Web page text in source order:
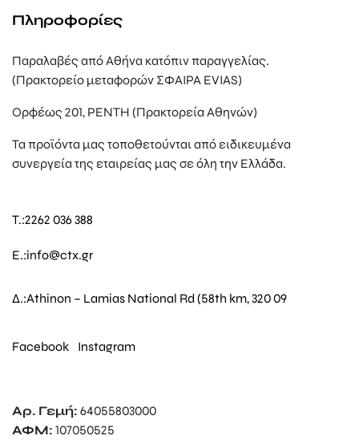
Πληροφορίες
Παραλαβές από Αθήνα κατόπιν παραγγελίας.
(Πρακτορείο μεταφορών ΣΦΑΙΡΑ EVIAS)
Ορφέως 201, ΡΕΝΤΗ (Πρακτορεία Αθηνών)
Τα προϊόντα μας τοποθετούνται από ειδικευμένα
συνεργεία της εταιρείας μας σε όλη την Ελλάδα.
T.:2262 036 388
E.:info@ctx.gr
Δ.:Athinon – Lamias National Rd (58th km, 320 09
Facebook Instagram
Αρ. Γεμή: 64055803000
ΑΦΜ: 107050525